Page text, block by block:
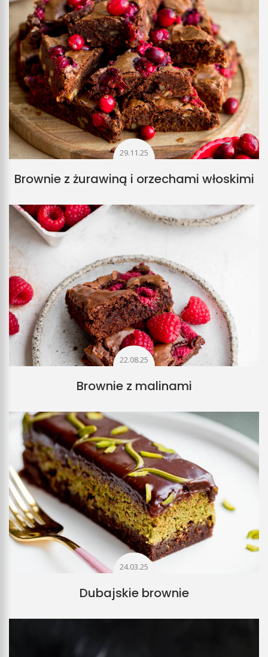
29.11.25
Brownie z żurawiną i orzechami włoskimi
22.08.25
Brownie z malinami
24.03.25
Dubajskie brownie